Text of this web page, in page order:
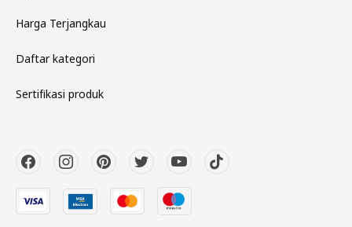
Harga Terjangkau
Daftar kategori
Sertifikasi produk